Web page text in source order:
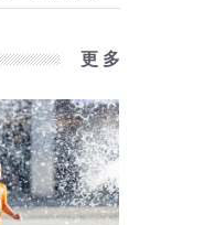
更 多